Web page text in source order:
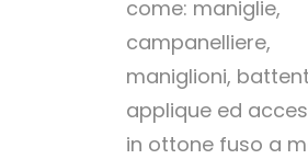
come: maniglie,
campanelliere,
maniglioni,
applique ed
in ottone fuso a